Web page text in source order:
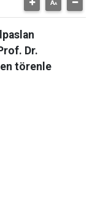
Dr.
törenle